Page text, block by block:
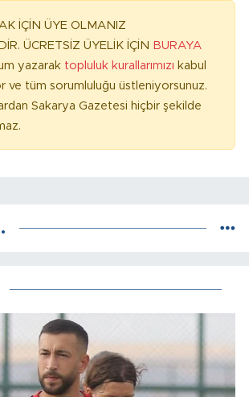
İÇİN ÜYE OLMANIZ
ÜCRETSİZ ÜYELİK İÇİN BURAYA
yazarak topluluk kurallarımızı kabul
ve tüm sorumluluğu üstleniyorsunuz.
Sakarya Gazetesi hiçbir şekilde